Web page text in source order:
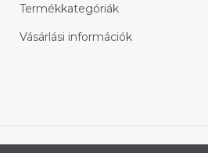
Termékkategóriák
Vásárlási információk